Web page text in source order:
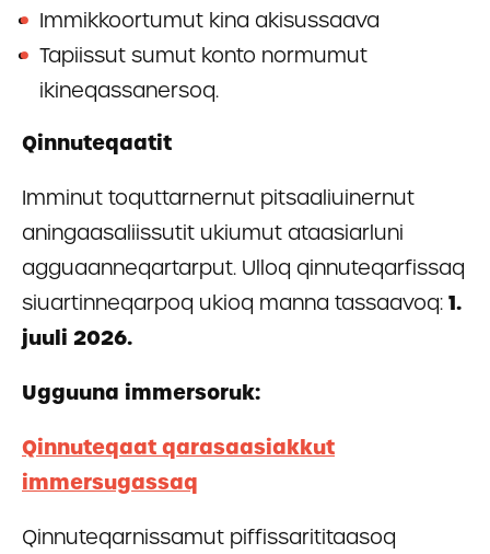
Immikkoortumut kina akisussaava
Tapiissut sumut konto normumut
ikineqassanersoq.
Qinnuteqaatit
Imminut toquttarnernut pitsaaliuinernut
aningaasaliissutit ukiumut ataasiarluni
agguaanneqartarput. Ulloq qinnuteqarfissaq
siuartinneqarpoq ukioq manna tassaavoq: 1.
juuli 2026.
Ugguuna immersoruk:
Qinnuteqaat qarasaasiakkut
immersugassaq
Qinnuteqarnissamut piffissarititaasoq